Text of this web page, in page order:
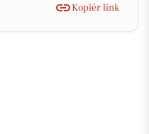
Kopiér link